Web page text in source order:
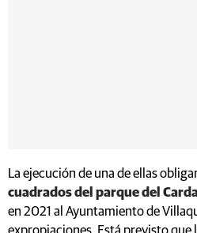
La ejecución de una de ellas
cuadrados del parque del
en 2021 al Ayuntamiento de